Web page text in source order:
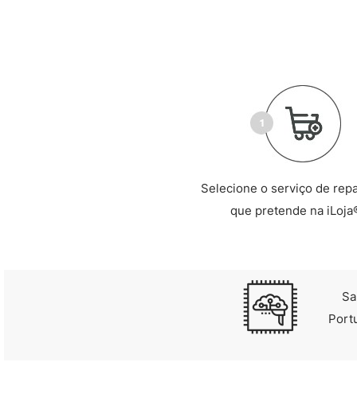
Selecione o serviço de
que pretende na